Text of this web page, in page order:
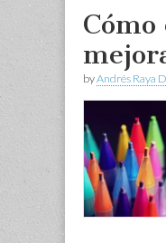
byAndrés Raya